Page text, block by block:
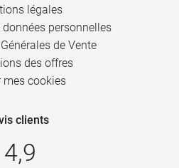
légales
personnelles
de Vente
des offres
mes cookies
clients
4,9